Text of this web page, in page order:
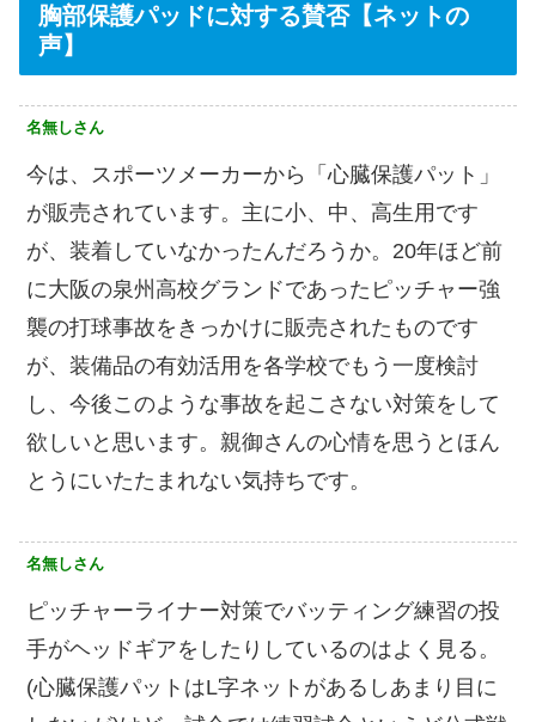
胸部保護パッドに対する賛否【ネットの
声】
名無しさん
今は、スポーツメーカーから「心臓保護パット」
が販売されています。主に小、中、高生用です
が、装着していなかったんだろうか。20年ほど前
に大阪の泉州高校グランドであったピッチャー強
襲の打球事故をきっかけに販売されたものです
が、装備品の有効活用を各学校でもう一度検討
し、今後このような事故を起こさない対策をして
欲しいと思います。親御さんの心情を思うとほん
とうにいたたまれない気持ちです。
名無しさん
ピッチャーライナー対策でバッティング練習の投
手がヘッドギアをしたりしているのはよく見る。
(心臓保護パットはL字ネットがあるしあまり目に